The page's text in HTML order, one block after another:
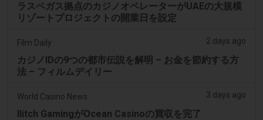
ラスベガス拠点のカジノオペレーターがUAEの大規模
リゾートプロジェクトの開業日を設定
Film Daily 2 days ago
カジノIDの9つの都市伝説を解明 – お金を節約する方
法 – フィルムデイリー
World Casino News 3 days ago
Ilitch GamingがOcean Casinoの買収を完了